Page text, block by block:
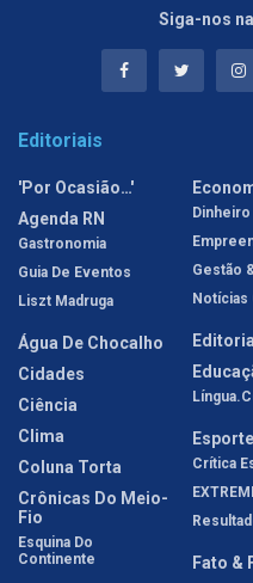
Siga-nos
Editoriais
'Por Ocasião…'
Agenda RN
Gastronomia
Guia De Eventos
Liszt Madruga
Água De Chocalho
Cidades
Ciência
Clima
Coluna Torta
Crônicas Do Meio-
Fio
Esquina Do
Continente
Gestão
Notícias
Editorial
Crítica
Fato &